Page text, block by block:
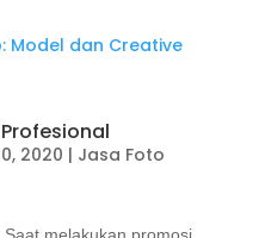
2020 | Jasa Foto